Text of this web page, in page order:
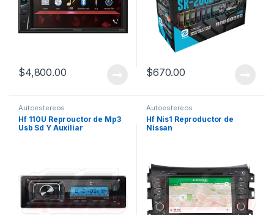
$4,800.00 $670.00
Autoestereos
Hf 110U Reprouctor de Mp3
Usb Sd Y Auxiliar
Autoestereos
Hf Nis1 Reproductor de
Nissan